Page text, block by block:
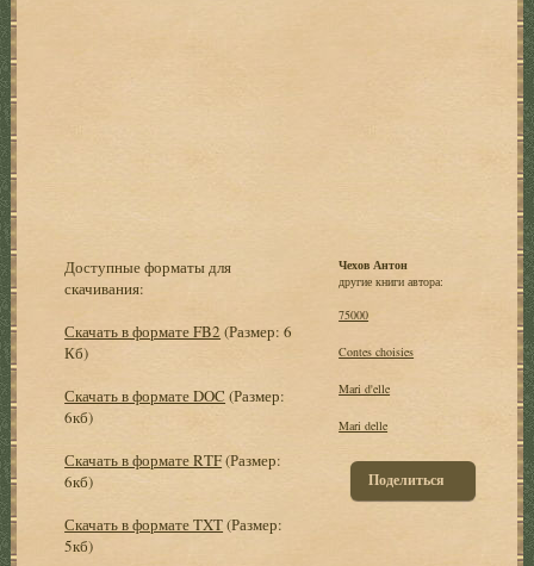
Доступные форматы для
скачивания:
Скачать в формате FB2 (Размер: 6
Кб)
Скачать в формате DOC (Размер:
6кб)
Скачать в формате RTF(Размер:
6кб)
Скачать в формате TXT(Размер:
5кб)
Чехов Антон
другие книги автора:
75000
Contes choisies
Mari d'elle
Mari delle
Поделиться